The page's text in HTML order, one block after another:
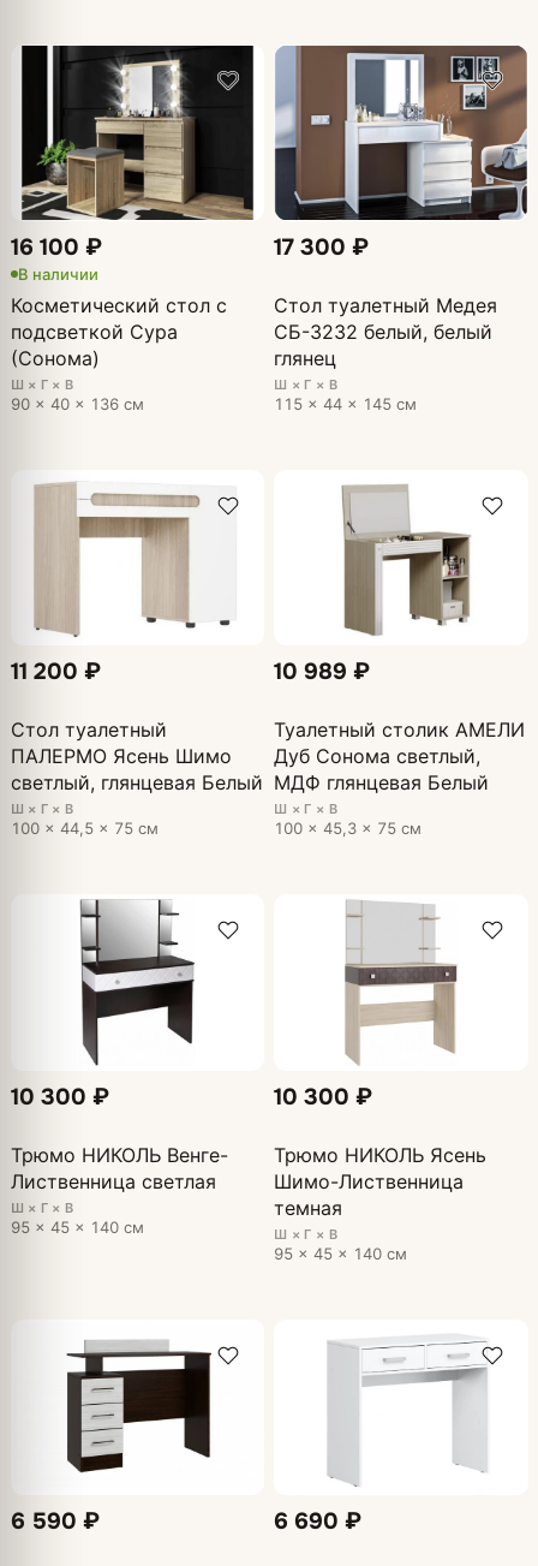
16 100 ₽
В наличии
Косметический стол с
подсветкой Сура
(Сонома)
Ш × Г × В
90 × 40 × 136 см
17 300 ₽
Стол туалетный Медея
СБ-3232 белый, белый
глянец
Ш × Г × В
115 × 44 × 145 см
11 200 ₽
Стол туалетный
ПАЛЕРМО Ясень Шимо
светлый, глянцевая Белый
Ш × Г × В
100 × 44,5 × 75 см
10 989 ₽
Туалетный столик АМЕЛИ
Дуб Сонома светлый,
МДФ глянцевая Белый
Ш × Г × В
100 × 45,3 × 75 см
10 300 ₽
Трюмо НИКОЛЬ Венге-
Лиственница светлая
Ш × Г × В
95 × 45 × 140 см
10 300 ₽
Трюмо НИКОЛЬ Ясень
Шимо-Лиственница
темная
Ш × Г × В
95 × 45 × 140 см
6 590 ₽ 6 690 ₽